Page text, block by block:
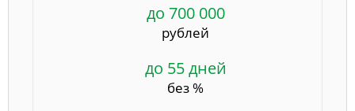
до 700 000
рублей
до 55 дней
без %